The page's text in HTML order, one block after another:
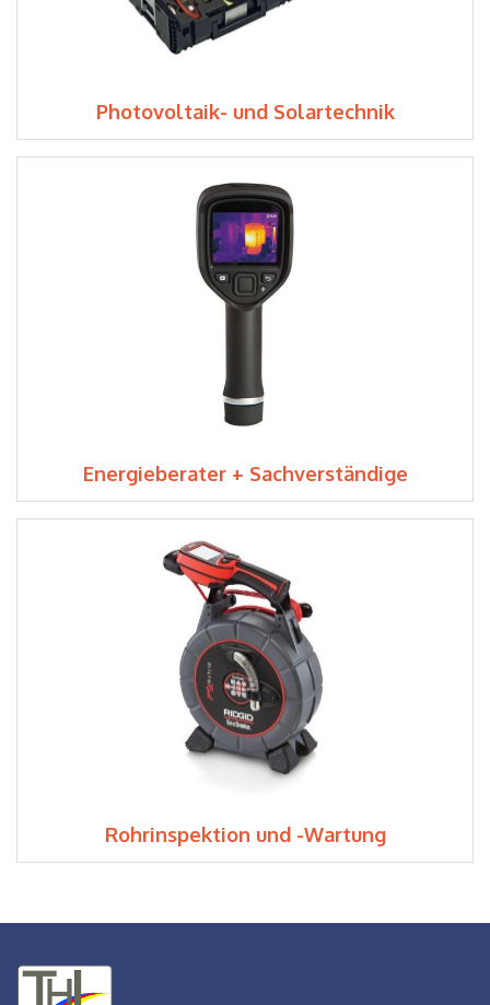
Photovoltaik- und Solartechnik
Energieberater + Sachverständige
Rohrinspektion und -Wartung